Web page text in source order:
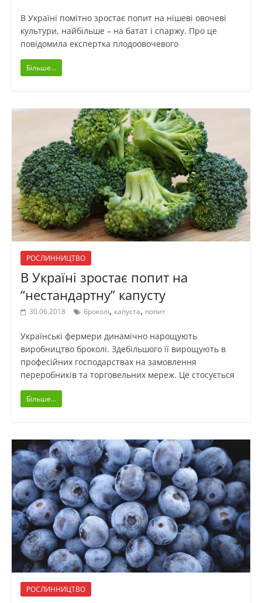
В Україні помітно зростає попит на нішеві овочеві
культури, найбільше – на батат і спаржу. Про це
повідомила експертка плодоовочевого
Більше...
РОСЛИННИЦТВО
В Україні зростає попит на
“нестандартну” капусту
30.06.2018 броколі, капуста, попит
Українські фермери динамічно нарощують
виробництво броколі. Здебільшого її вирощують в
професійних господарствах на замовлення
переробників та торговельних мереж. Це стосується
Більше...
РОСЛИННИЦТВО